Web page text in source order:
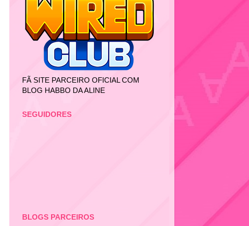
FÃ SITE PARCEIRO OFICIAL COM
BLOG HABBO DA ALINE
SEGUIDORES
BLOGS PARCEIROS